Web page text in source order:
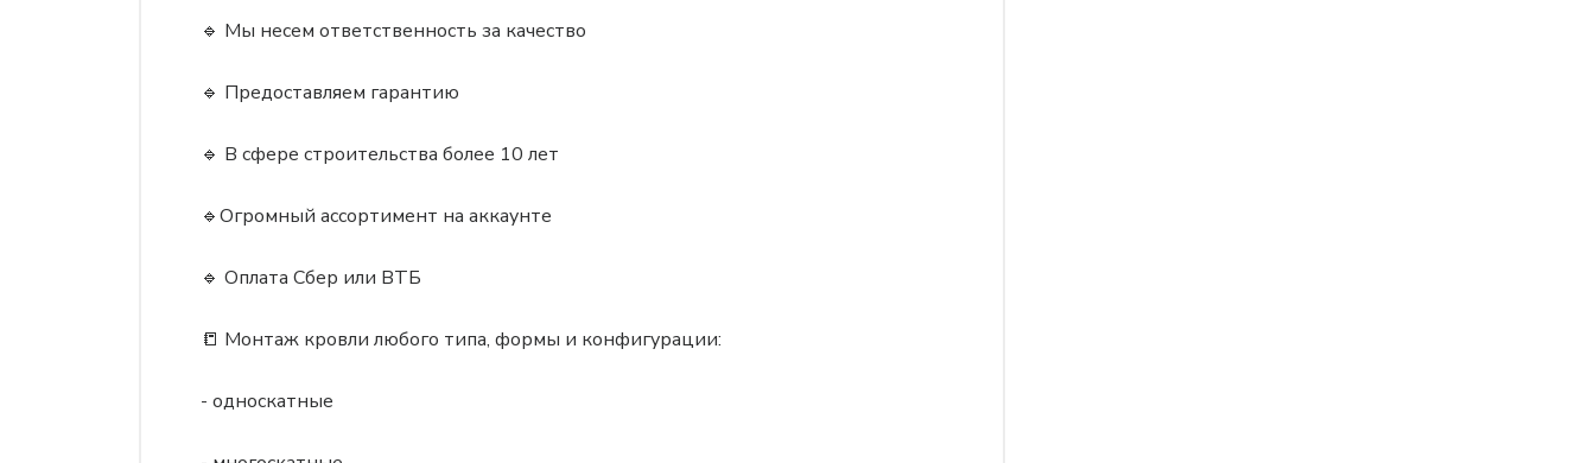
🔹 Мы несем ответственность за качество
🔹 Предоставляем гарантию
🔹 В сфере строительства более 10 лет
🔹Огромный ассортимент на аккаунте
🔹 Оплата Сбер или ВТБ
📒 Монтаж кровли любого типа, формы и конфигурации:
- односкатные